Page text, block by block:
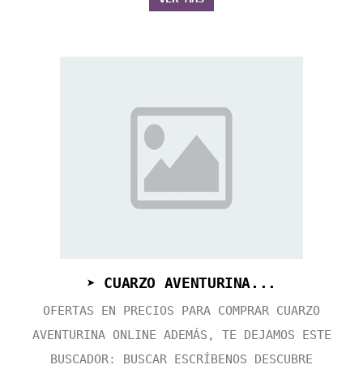
➤ CUARZO AVENTURINA...
OFERTAS EN PRECIOS PARA COMPRAR CUARZO
AVENTURINA ONLINE ADEMÁS, TE DEJAMOS ESTE
BUSCADOR: BUSCAR ESCRÍBENOS DESCUBRE